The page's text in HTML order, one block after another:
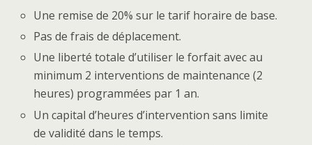
Une remise de 20% sur le tarif horaire de base.
Pas de frais de déplacement.
Une liberté totale d’utiliser le forfait avec au
minimum 2 interventions de maintenance (2
heures) programmées par 1 an.
Un capital d’heures d’intervention sans limite
de validité dans le temps.